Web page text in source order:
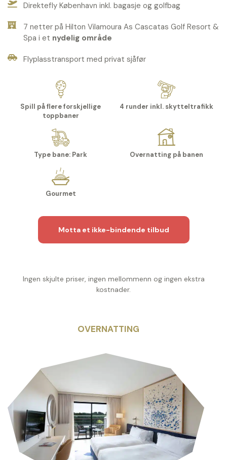
Direktefly København inkl. bagasje og golfbag
7 netter på Hilton Vilamoura As Cascatas Golf Resort &
Spa i et nydelig område
Flyplasstransport med privat sjåfør
Spill på flere forskjellige
toppbaner
4 runder inkl. skytteltrafikk
Type bane: Park Overnatting på banen
Gourmet
Motta et ikke-bindende tilbud
Ingen skjulte priser, ingen mellommenn og ingen ekstra
kostnader.
OVERNATTING